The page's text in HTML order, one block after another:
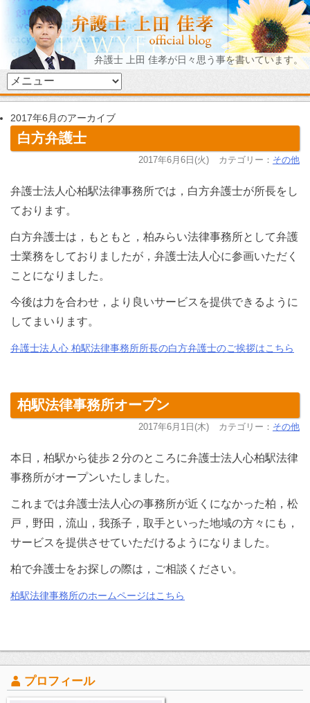
弁護士 上田 佳孝が日々思う事を書いています。
2017年6月のアーカイブ
白方弁護士
2017年6月6日(火) カテゴリー： その他
弁護士法人心柏駅法律事務所では，白方弁護士が所長をし
ております。
白方弁護士は，もともと，柏みらい法律事務所として弁護
士業務をしておりましたが，弁護士法人心に参画いただく
ことになりました。
今後は力を合わせ，より良いサービスを提供できるように
してまいります。
弁護士法人心 柏駅法律事務所所長の白方弁護士のご挨拶はこちら
柏駅法律事務所オープン
2017年6月1日(木) カテゴリー： その他
本日，柏駅から徒歩２分のところに弁護士法人心柏駅法律
事務所がオープンいたしました。
これまでは弁護士法人心の事務所が近くになかった柏，松
戸，野田，流山，我孫子，取手といった地域の方々にも，
サービスを提供させていただけるようになりました。
柏で弁護士をお探しの際は，ご相談ください。
柏駅法律事務所のホームページはこちら
プロフィール